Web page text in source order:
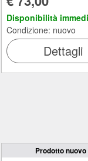
Disponibilità
Condizione: nuovo
Dettagli
Prodotto nuovo